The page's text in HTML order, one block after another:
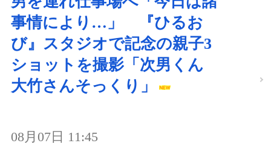
事情により…」 『ひるお
び』スタジオで記念の親子3
ショットを撮影「次男くん
大竹さんそっくり」
08月07日 11:45